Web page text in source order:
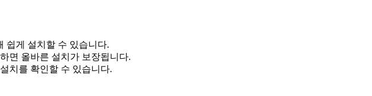
쉽게 설치할 수 있습니다.
면 올바른 설치가 보장됩니다.
치를 확인할 수 있습니다.